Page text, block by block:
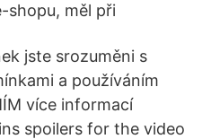
shopu, měl při
jste srozuměni s
a používáním
více informací
spoilers for the video